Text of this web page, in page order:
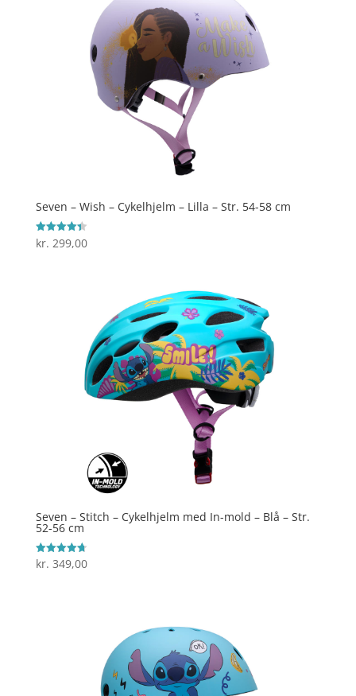
Seven – Wish – Cykelhjelm – Lilla – Str. 54-58 cm
Vurderet
4.4
kr. 299,00
Seven – Stitch – Cykelhjelm med In-mold – Blå – Str.
52-56 cm
Vurderet
4.7
kr. 349,00